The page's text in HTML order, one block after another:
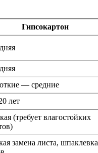
Гипсокартон
— средние
лет
(требует влагостойких
замена листа, шпаклевка